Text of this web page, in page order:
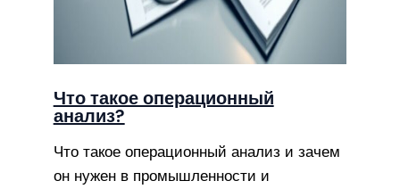
Что такое операционный
анализ?
Что такое операционный анализ и зачем
он нужен в промышленности и